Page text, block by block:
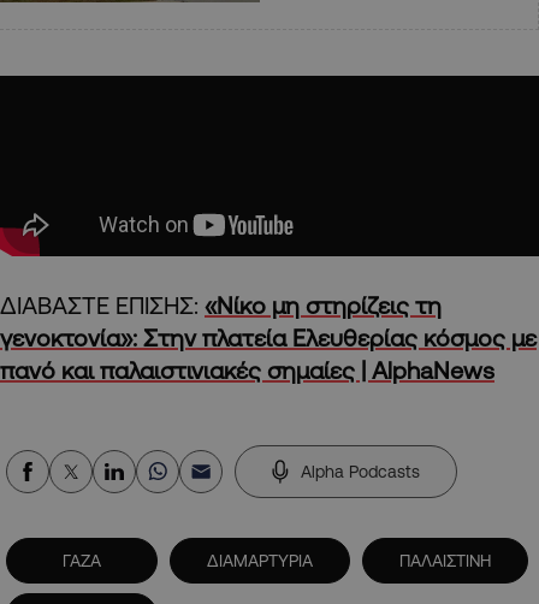
ΔΙΑΒΑΣΤΕ ΕΠΙΣΗΣ: «Νίκο μη στηρίζεις τη
γενοκτονία»: Στην πλατεία Ελευθερίας κόσμος με
πανό και παλαιστινιακές σημαίες | AlphaNews
Alpha Podcasts
ΓΑΖΑ ΔΙΑΜΑΡΤΥΡΙΑ ΠΑΛΑΙΣΤΙΝΗ